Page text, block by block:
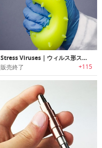
Stress Viruses｜ウィルス形ストレス解消ラバー「ストレスウィルス」
販売終了 +115